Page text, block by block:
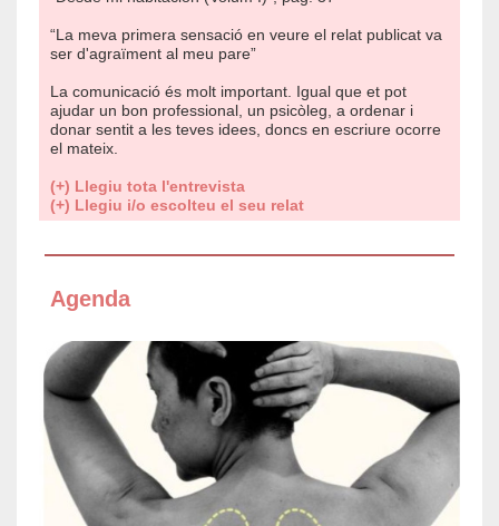
“La meva primera sensació en veure el relat publicat va
ser d'agraïment al meu pare”
La comunicació és molt important. Igual que et pot
ajudar un bon professional, un psicòleg, a ordenar i
donar sentit a les teves idees, doncs en escriure ocorre
el mateix.
(+) Llegiu tota l'entrevista
(+) Llegiu i/o escolteu el seu relat
Agenda